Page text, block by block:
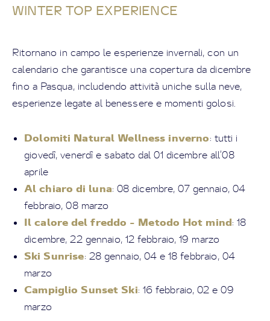
WINTER TOP EXPERIENCE
Ritornano in campo le esperienze invernali, con un
calendario che garantisce una copertura da dicembre
fino a Pasqua, includendo attività uniche sulla neve,
esperienze legate al benessere e momenti golosi.
Dolomiti Natural Wellness inverno: tutti i
giovedì, venerdì e sabato dal 01 dicembre all’08
aprile
Al chiaro di luna: 08 dicembre, 07 gennaio, 04
febbraio, 08 marzo
Il calore del freddo - Metodo Hot mind: 18
dicembre, 22 gennaio, 12 febbraio, 19 marzo
Ski Sunrise: 28 gennaio, 04 e 18 febbraio, 04
marzo
Campiglio Sunset Ski: 16 febbraio, 02 e 09
marzo